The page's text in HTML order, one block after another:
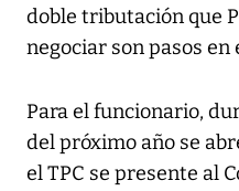
doble tributación que
negociar son pasos en
Para el funcionario,
del próximo año se
el TPC se presente al